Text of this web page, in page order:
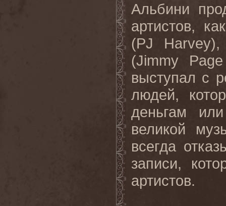
Альбини
артистов, как
(PJ
(Jimmy
выступал с
людей,
деньгам
великой
всегда
записи,
артистов.